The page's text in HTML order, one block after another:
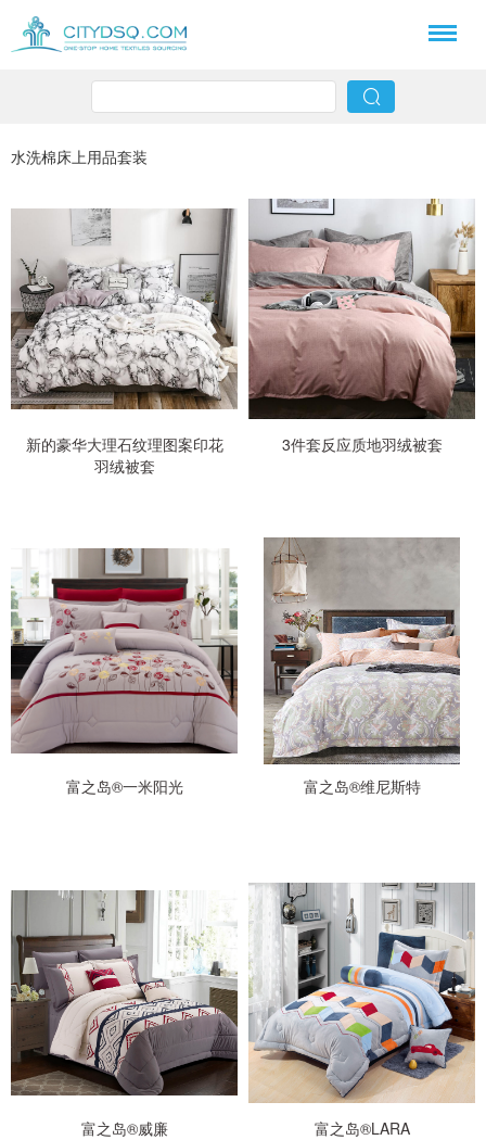
水洗棉床上用品套装
新的豪华大理石纹理图案印花
羽绒被套
3件套反应质地羽绒被套
富之岛®一米阳光 富之岛®维尼斯特
富之岛®威廉 富之岛®LARA